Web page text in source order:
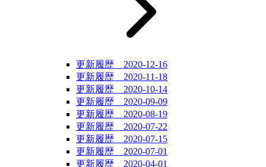
更新履歴 2020-12-16
更新履歴 2020-11-18
更新履歴 2020-10-14
更新履歴 2020-09-09
更新履歴 2020-08-19
更新履歴 2020-07-22
更新履歴 2020-07-15
更新履歴 2020-07-01
更新履歴 2020-04-01